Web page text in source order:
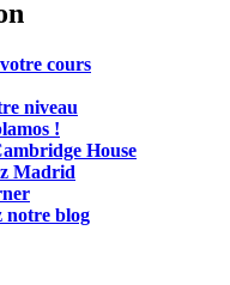
cours
niveau
!
House
Madrid
notre blog